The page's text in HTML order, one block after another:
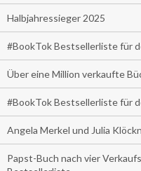
Halbjahressieger 2025
#BookTok Bestsellerliste für
Über eine Million verkaufte
#BookTok Bestsellerliste für
Angela Merkel und Julia
Papst-Buch nach vier